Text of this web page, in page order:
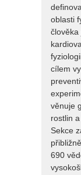
oblasti
člověka
cílem
věnuje
rostlin
Sekce
690